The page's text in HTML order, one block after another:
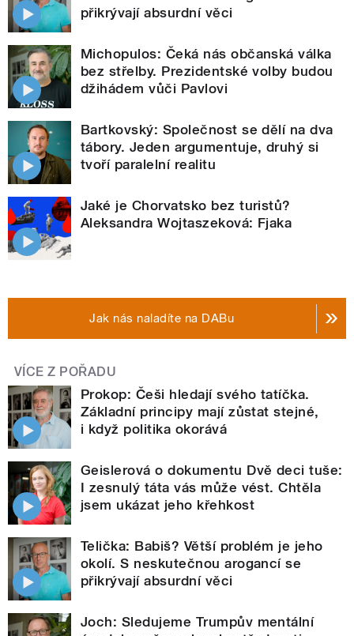
přikrývají absurdní věci
Michopulos: Čeká nás občanská válka
bez střelby. Prezidentské volby budou
džihádem vůči Pavlovi
Bartkovský: Společnost se dělí na dva
tábory. Jeden argumentuje, druhý si
tvoří paralelní realitu
Jaké je Chorvatsko bez turistů?
Aleksandra Wojtaszeková: Fjaka
Jak nás naladíte na DABu
VÍCE Z POŘADU
Prokop: Češi hledají svého tatíčka.
Základní principy mají zůstat stejné,
i když politika okorává
Geislerová o dokumentu Dvě deci tuše:
I zesnulý táta vás může vést. Chtěla
jsem ukázat jeho křehkost
Telička: Babiš? Větší problém je jeho
okolí. S neskutečnou arogancí se
přikrývají absurdní věci
Joch: Sledujeme Trumpův mentální